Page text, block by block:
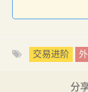
交易进阶
分